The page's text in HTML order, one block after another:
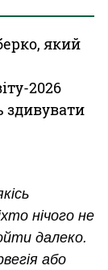
який
2026
здивувати
нічого не
далеко.
або